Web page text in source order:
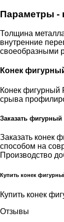
Параметры -
Толщина
внутренние
своеобразными
Конек
Конек фигурный
срыва
Заказать фигурный
Заказать конек
способом на
Производство
Купить конек
Купить конек
Отзывы